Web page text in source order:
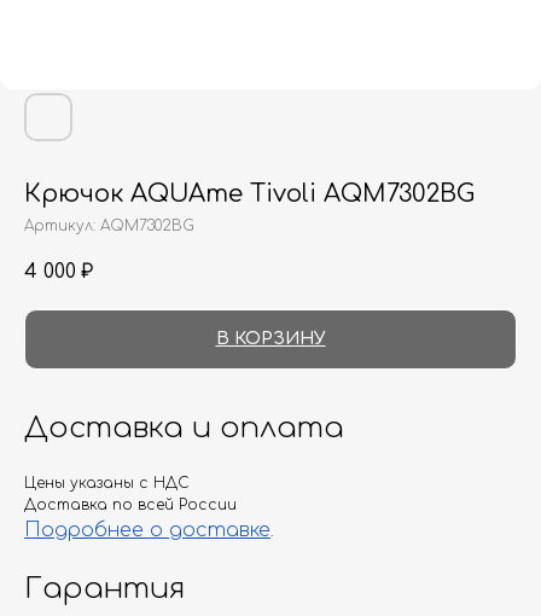
Крючок AQUAme Tivoli AQM7302BG
Артикул: AQM7302BG
4 000 ₽
В КОРЗИНУ
Доставка и оплата
Цены указаны с НДС
Доставка по всей России
Подробнее о доставке.
Гарантия